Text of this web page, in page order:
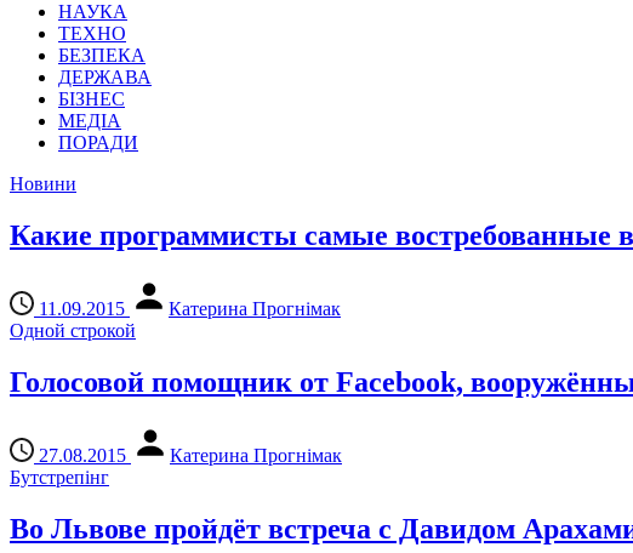
НАУКА
ТЕХНО
БЕЗПЕКА
ДЕРЖАВА
БІЗНЕС
МЕДІА
ПОРАДИ
Новини
Какие программисты самые востребованные
11.09.2015
Катерина Прогнімак
Одной строкой
Голосовой помощник от Facebook,
27.08.2015
Катерина Прогнімак
Бутстрепінг
Во Львове пройдёт встреча с Давидом